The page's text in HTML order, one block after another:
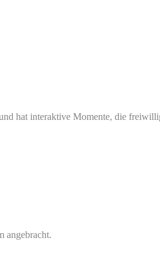
hat interaktive Momente, die
angebracht.